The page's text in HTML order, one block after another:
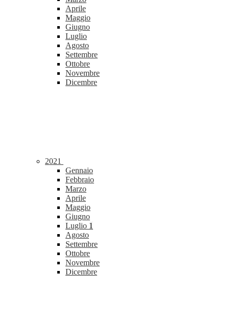
Aprile
Maggio
Giugno
Luglio
Agosto
Settembre
Ottobre
Novembre
Dicembre
2021
Gennaio
Febbraio
Marzo
Aprile
Maggio
Giugno
Luglio 1
Agosto
Settembre
Ottobre
Novembre
Dicembre